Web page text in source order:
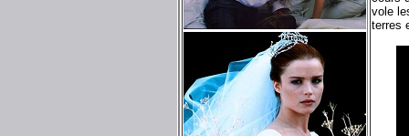
vole
terres